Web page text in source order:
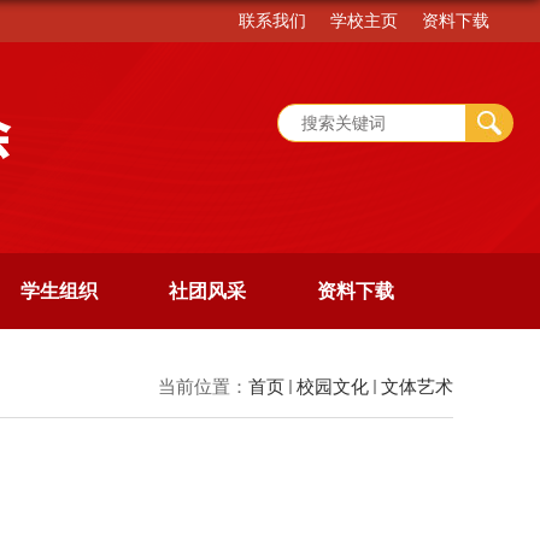
资料下载
学校主页
联系我们
学生组织 社团风采 资料下载
当前位置： 首页 校园文化 文体艺术